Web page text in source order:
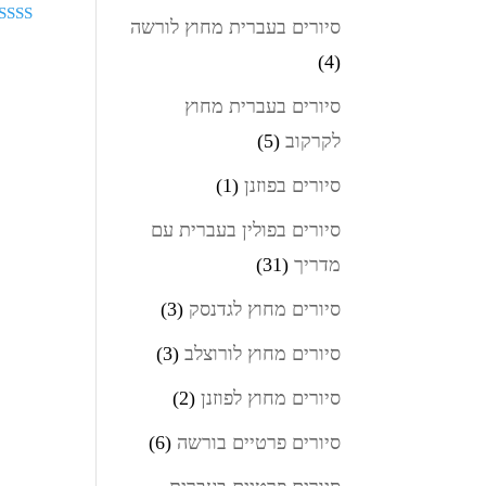
סיורים בעברית מחוץ לורשה
(4)
סיורים בעברית מחוץ
לקרקוב (5)
סיורים בפוזנן (1)
סיורים בפולין בעברית עם
מדריך (31)
סיורים מחוץ לגדנסק (3)
סיורים מחוץ לורוצלב (3)
סיורים מחוץ לפוזנן (2)
סיורים פרטיים בורשה (6)